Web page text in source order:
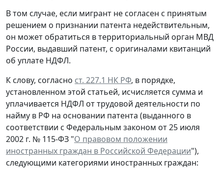
В том случае, если мигрант не согласен с принятым
решением о признании патента недействительным,
он может обратиться в территориальный орган МВД
России, выдавший патент, с оригиналами квитанций
об уплате НДФЛ.
К слову, согласно ст. 227.1 НК РФ, в порядке,
установленном этой статьей, исчисляется сумма и
уплачивается НДФЛ от трудовой деятельности по
найму в РФ на основании патента (выданного в
соответствии с Федеральным законом от 25 июля
2002 г. № 115-ФЗ "О правовом положении
иностранных граждан в Российской Федерации"),
следующими категориями иностранных граждан: